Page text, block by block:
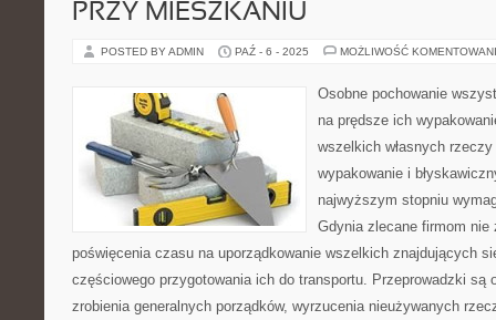
PRZY MIESZKANIU
POSTED BY ADMIN PAŹ - 6 - 2025 MOŻLIWOŚĆ
Osobne pochowanie
na prędsze ich
wszelkich własnych
wypakowanie i
najwyższym stopniu
Gdynia zlecane firmom nie
poświęcenia czasu na uporządkowanie wszelkich znajdujących
częściowego przygotowania ich do transportu. Przeprowadzki są
zrobienia generalnych porządków, wyrzucenia nieużywanych